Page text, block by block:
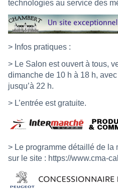
technologies au service des
> Infos pratiques :
> Le Salon est ouvert à tous,
dimanche de 10 h à 18 h,
jusqu’à 22 h.
> L’entrée est gratuite.
> Le programme détaillé de
sur le site : https://www.cma-